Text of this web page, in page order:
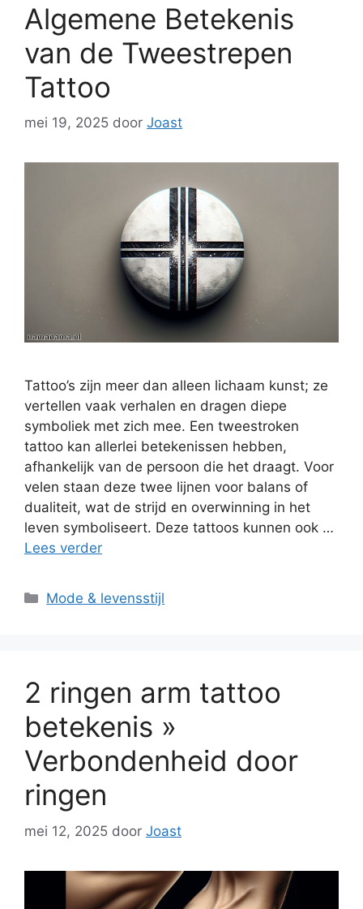
Algemene Betekenis
van de Tweestrepen
Tattoo
mei 19, 2025 door Joast
Tattoo’s zijn meer dan alleen lichaam kunst; ze
vertellen vaak verhalen en dragen diepe
symboliek met zich mee. Een tweestroken
tattoo kan allerlei betekenissen hebben,
afhankelijk van de persoon die het draagt. Voor
velen staan deze twee lijnen voor balans of
dualiteit, wat de strijd en overwinning in het
leven symboliseert. Deze tattoos kunnen ook …
Lees verder
Categorieën
Mode & levensstijl
2 ringen arm tattoo
betekenis »
Verbondenheid door
ringen
mei 12, 2025 door Joast